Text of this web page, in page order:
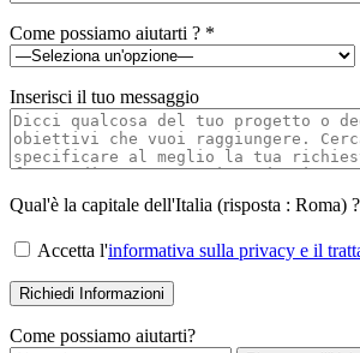
Come possiamo aiutarti ? *
Inserisci il tuo messaggio
Qual'è la capitale dell'Italia (risposta : Roma)
Accetta l'informativa sulla privacy e il
Come possiamo aiutarti?